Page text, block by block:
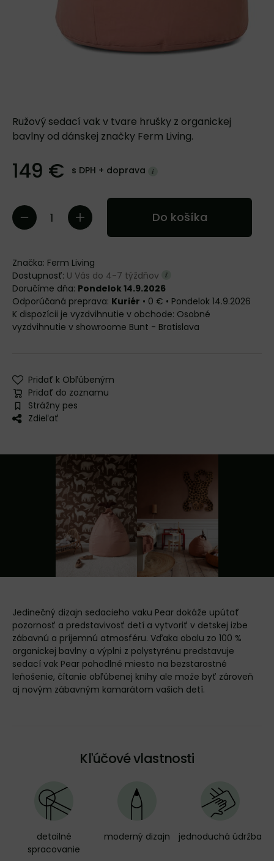
Ružový sedací vak v tvare hrušky z organickej
bavlny od dánskej značky Ferm Living.
149 € s DPH + doprava
Do košíka
Značka: Ferm Living
Dostupnosť: U Vás do 4-7 týždňov
Doručíme dňa: Pondelok 14.9.2026
Kuriér • 0 € • Pondelok 14.9.2026
Osobné
vyzdvihnutie v showroome Bunt - Bratislava
Pridať k Obľúbeným
Pridať do zoznamu
Strážny pes
Zdieľať
Jedinečný dizajn sedacieho vaku Pear dokáže upútať
pozornosť a predstavivosť detí a vytvoriť v detskej izbe
zábavnú a príjemnú atmosféru. Vďaka obalu zo 100 %
organickej bavlny a výplni z polystyrénu predstavuje
sedací vak Pear pohodlné miesto na bezstarostné
leňošenie, čítanie obľúbenej knihy ale može byť zároveň
aj novým zábavným kamarátom vašich detí.
Kľúčové vlastnosti
detailné
spracovanie
moderný dizajn jednoduchá údržba